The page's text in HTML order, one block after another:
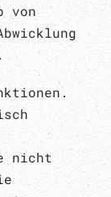
von
nicht